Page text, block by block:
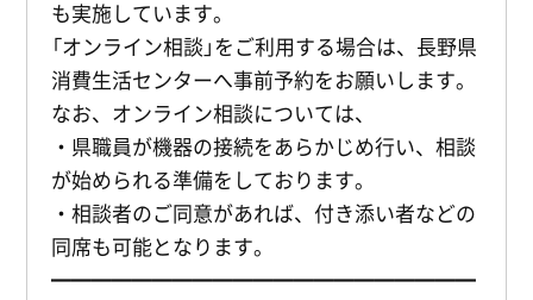
も実施しています。
「オンライン相談」をご利用する場合は、長野県
消費生活センターへ事前予約をお願いします。
なお、オンライン相談については、
・県職員が機器の接続をあらかじめ行い、相談
が始められる準備をしております。
・相談者のご同意があれば、付き添い者などの
同席も可能となります。
━━━━━━━━━━━━━━━━━━━━━